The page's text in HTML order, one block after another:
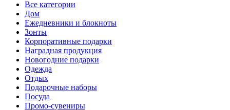
Все категории
Дом
Ежедневники и блокноты
Зонты
Корпоративные подарки
Наградная продукция
Новогодние подарки
Одежда
Отдых
Подарочные наборы
Посуда
Промо-сувениры